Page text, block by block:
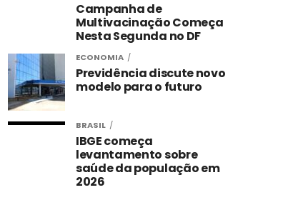
Campanha de
Multivacinação Começa
Nesta Segunda no DF
ECONOMIA
Previdência discute novo
modelo para o futuro
BRASIL
IBGE começa
levantamento sobre
saúde da população em
2026